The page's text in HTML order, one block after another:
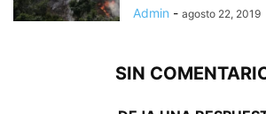
Admin - agosto 22, 2019
SIN